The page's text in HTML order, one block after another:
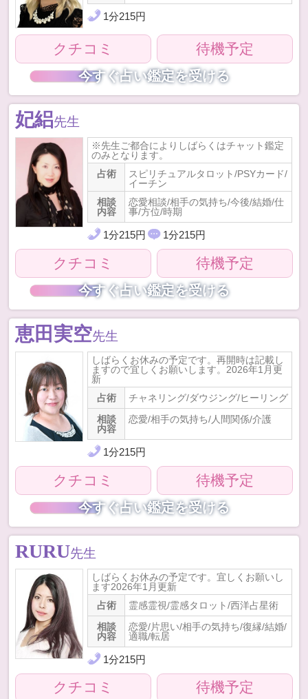
1分215円
クチコミ 待機予定
今すぐ占い鑑定を受ける
妃絽先生
※先生ご都合によりしばらくはチャット鑑定
のみとなります。
占術
スピリチュアルタロット/PSYカード/
イーチン
相談
内容
恋愛相談/相手の気持ち/今後/結婚/仕
事/方位/時期
1分215円 1分215円
クチコミ 待機予定
今すぐ占い鑑定を受ける
恵田実空先生
しばらくお休みの予定です。再開時は記載し
ますので宜しくお願いします。2026年1月更
新
占術
チャネリング/ダウジング/ヒーリング
相談
内容
恋愛/相手の気持ち/人間関係/介護
1分215円
クチコミ 待機予定
今すぐ占い鑑定を受ける
RURU先生
しばらくお休みの予定です。宜しくお願いし
ます2026年1月更新
占術
霊感霊視/霊感タロット/西洋占星術
相談
内容
恋愛/片思い/相手の気持ち/復縁/結婚/
適職/転居
1分215円
クチコミ 待機予定